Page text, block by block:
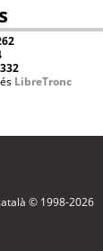
LibreTronc
© 1998-2026